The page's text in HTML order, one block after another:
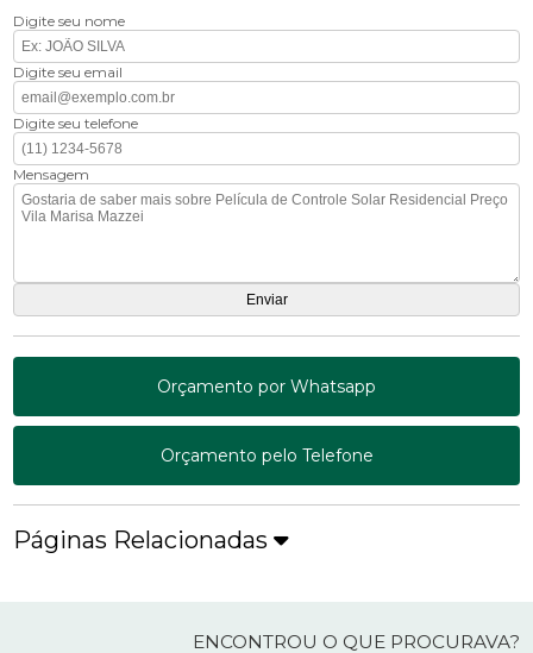
Digite seu nome
Digite seu email
Digite seu telefone
Mensagem
Orçamento por Whatsapp
Orçamento pelo Telefone
Páginas Relacionadas
ENCONTROU O QUE PROCURAVA?